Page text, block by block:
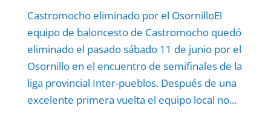
Castromocho eliminado por el OsornilloEl
equipo de baloncesto de Castromocho quedó
eliminado el pasado sábado 11 de junio por el
Osornillo en el encuentro de semifinales de la
liga provincial Inter-pueblos. Después de una
excelente primera vuelta el equipo local no...